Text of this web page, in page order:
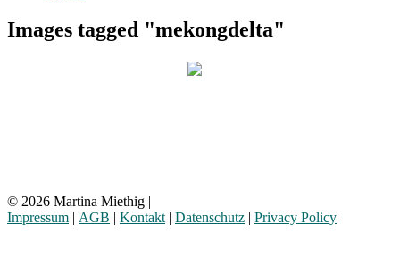
Images tagged "mekongdelta"
© 2026 Martina Miethig |
Impressum | AGB | Kontakt | Datenschutz | Privacy Policy